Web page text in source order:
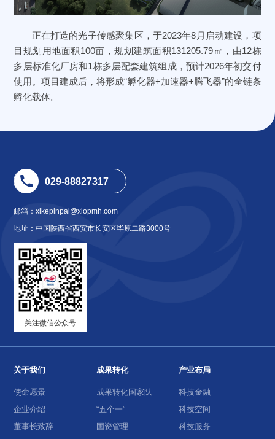
正在打造的光子传感聚集区，于2023年8月启动建设，项
目规划用地面积100亩，规划建筑面积131205.79㎡，由12栋
多层标准化厂房和1栋多层配套建筑组成，预计2026年初交付
使用。项目建成后，将形成“孵化器+加速器+腾飞器”的全链条
孵化载体。
029-88827317
邮箱：xikepinpai@xiopmh.com
地址：中国陕西省西安市长安区毕原二路3000号
关注微信公众号
关于我们
使命愿景
企业介绍
董事长致辞
成果转化
成果转化国家队
“五个一”
国资管理
产业布局
科技金融
科技空间
科技服务